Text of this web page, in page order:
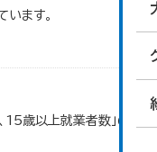
ます。
歳以上就業者数」のデー